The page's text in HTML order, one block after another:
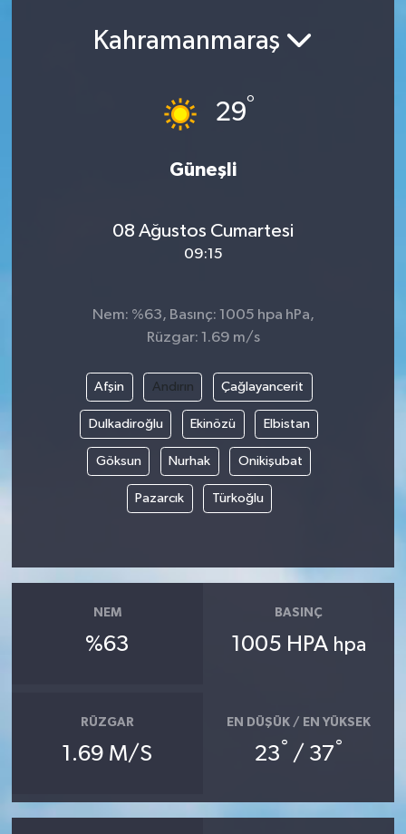
Kahramanmaraş
29°
Güneşli
08 Ağustos Cumartesi
09:15
Nem: %63, Basınç: 1005 hpa hPa,
Rüzgar: 1.69 m/s
Afşin Andırın Çağlayancerit
Dulkadiroğlu Ekinözü Elbistan
Göksun Nurhak Onikişubat
Pazarcık Türkoğlu
NEM
%63
BASINÇ
1005 HPA hpa
RÜZGAR
1.69 M/S
EN DÜŞÜK / EN YÜKSEK
23° / 37°